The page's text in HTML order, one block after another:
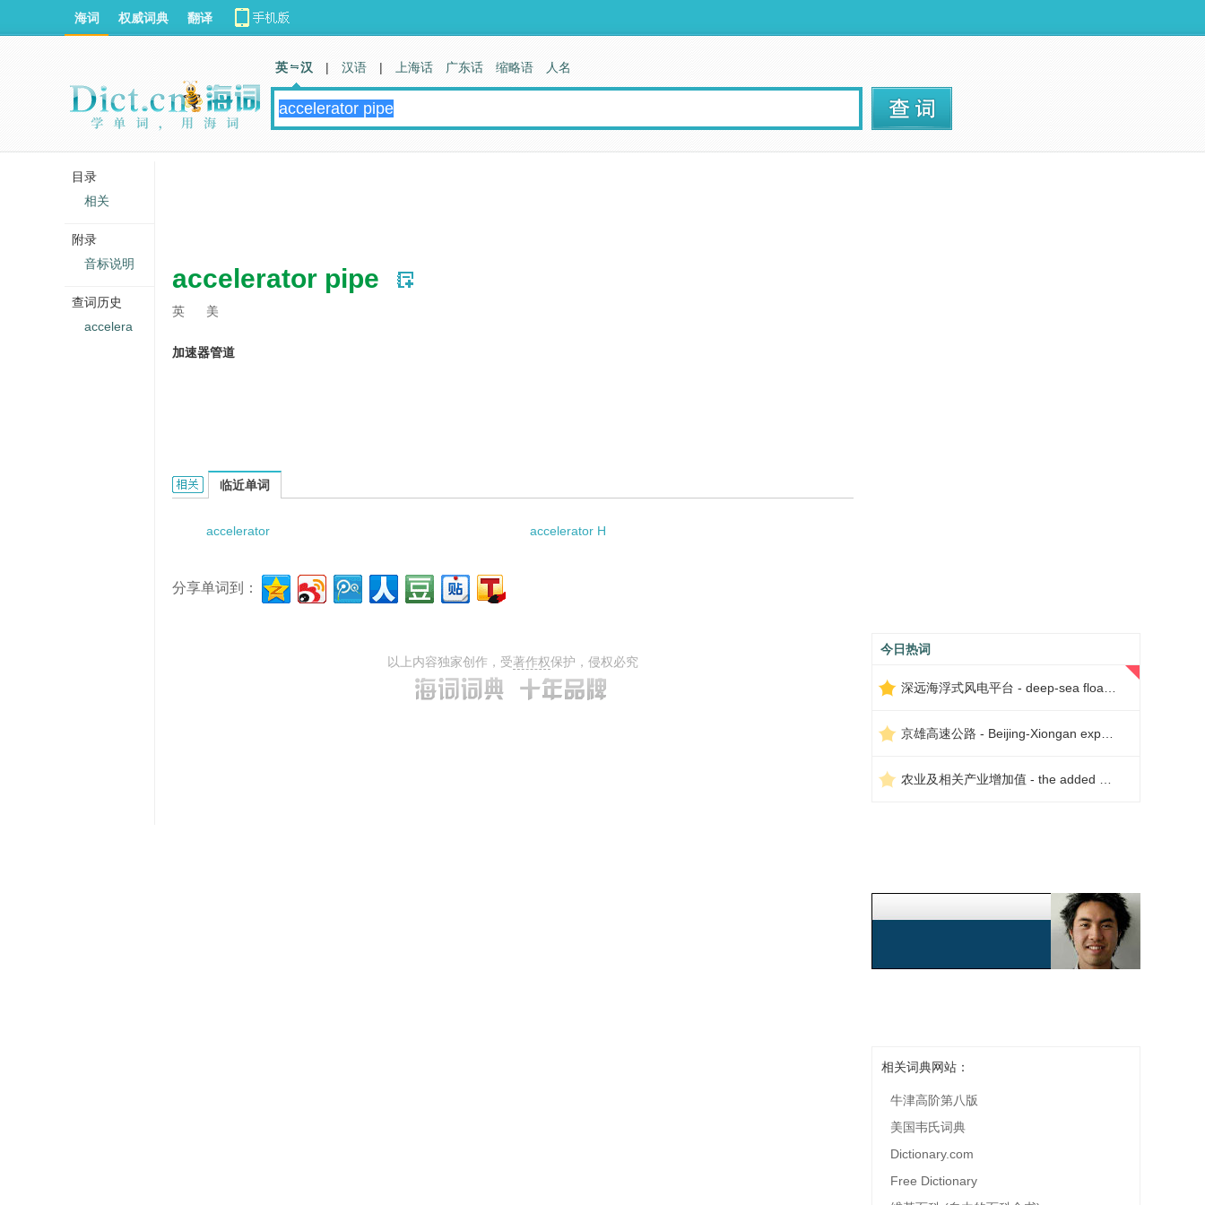
accelerator pipe
英 美
加速器管道
accelerator pipe的相关资料：
临近单词
accelerator accelerator H
分享单词到：
以上内容独家创作，受著作权保护，侵权必究
今日热词
相关词典网站：
牛津高阶第八版
美国韦氏词典
Dictionary.com
Free Dictionary
海词 权威词典 翻译
英 汉 | 汉语 | 上海话 广东话 缩略语 人名
目录
相关
附录
音标说明
查词历史
accelera